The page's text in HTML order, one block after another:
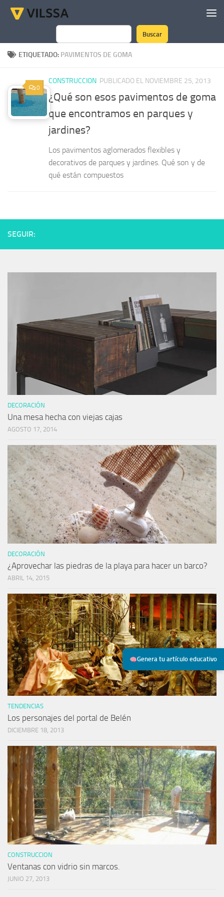
Genera tu artículo educativo
Saltar al contenido
Buscar
Buscar
ETIQUETADO: PAVIMENTOS DE GOMA
0
CONSTRUCCION PUBLICADO EL NOVIEMBRE 25, 2013
¿Qué son esos pavimentos de goma
que encontramos en parques y
jardines?
Los pavimentos aglomerados flexibles y
decorativos de parques y jardines. Qué son y de
qué están compuestos
SEGUIR:
DECORACIÓN
Una mesa hecha con viejas cajas
AGOSTO 17, 2014
DECORACIÓN
¿Aprovechar las piedras de la playa para hacer un barco?
ABRIL 14, 2015
TENDENCIAS
Los personajes del portal de Belén
DICIEMBRE 18, 2013
CONSTRUCCION
Ventanas con vidrio sin marcos.
JUNIO 27, 2013